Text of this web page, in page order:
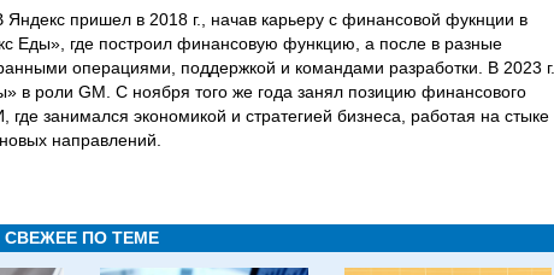
пришел в 2018 г., начав карьеру с финансовой фукнции в
Еды», где построил финансовую функцию, а после в разные
операциями, поддержкой и командами разработки. В 2023 г.
в роли GM. С ноября того же года занял позицию финансового
занимался экономикой и стратегией бизнеса, работая на стыке
направлений.
СВЕЖЕЕ ПО ТЕМЕ